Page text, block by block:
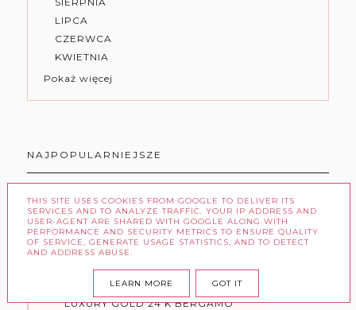
LIPCA
CZERWCA
KWIETNIA
Pokaż więcej
NAJPOPULARNIEJSZE
HYDROŻELOWE PŁATKI POD OCZY
LUXURY GOLD 24 K BERGAMO
THIS SITE USES COOKIES FROM GOOGLE TO DELIVER ITS
SERVICES AND TO ANALYZE TRAFFIC. YOUR IP ADDRESS AND
USER-AGENT ARE SHARED WITH GOOGLE ALONG WITH
PERFORMANCE AND SECURITY METRICS TO ENSURE QUALITY
OF SERVICE, GENERATE USAGE STATISTICS, AND TO DETECT
AND ADDRESS ABUSE.
LEARN MORE GOT IT